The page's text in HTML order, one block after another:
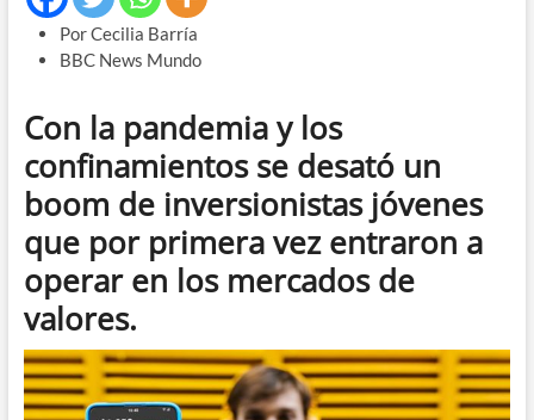
Por Cecilia Barría
BBC News Mundo
Con la pandemia y los
confinamientos se desató un
boom de inversionistas jóvenes
que por primera vez entraron a
operar en los mercados de
valores.